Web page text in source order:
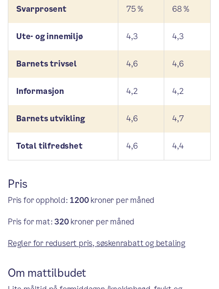
Svarprosent 75 % 68 %
Ute- og innemiljø 4,3 4,3
Barnets trivsel 4,6 4,6
Informasjon 4,2 4,2
Barnets utvikling 4,6 4,7
Total tilfredshet 4,6 4,4
Pris
Pris for opphold: 1200kroner per måned
Pris for mat:320kroner per måned
Regler for redusert pris, søskenrabatt og betaling
Om mattilbudet